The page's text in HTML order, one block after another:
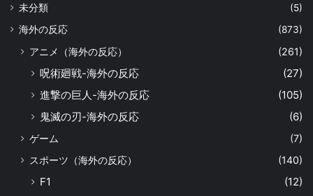
未分類
(5)
海外の反応
(873)
アニメ（海外の反応） (261)
呪術廻戦-海外の反応
(27)
進撃の巨人-海外の反応
(105)
鬼滅の刃-海外の反応
(6)
ゲーム
(7)
スポーツ（海外の反応）
(140)
F1
(12)